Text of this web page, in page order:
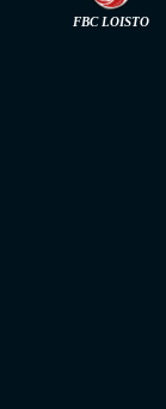
FBC LOISTO